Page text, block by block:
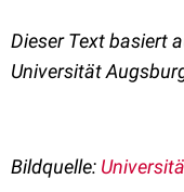
Dieser Text basiert
Universität
Bildquelle: